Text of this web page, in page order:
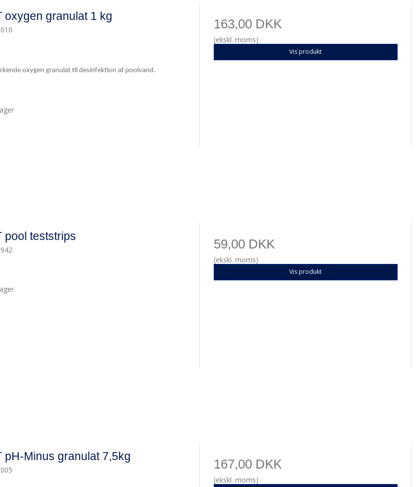
oxygen granulat 1 kg
oxygen granulat til desinfektion af poolvand.
163,00 DKK
(ekskl. moms)
Vis produkt
pool teststrips
59,00 DKK
(ekskl. moms)
Vis produkt
pH-Minus granulat 7,5kg
167,00 DKK
(ekskl. moms)